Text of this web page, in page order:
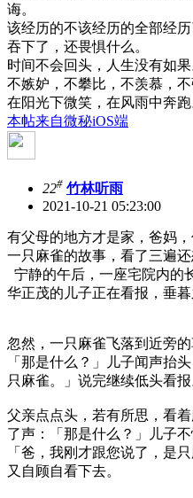
诲。
该经历的不该经历的全部经
吞下了，还畏惧什么。
时间不会回头，人生没有如
不嫉妒，不攀比，不羡慕，不
在阳光下微笑，在风雨中奔跑
本帖来自微秘iOS端
22# 竹林听雨
2021-10-21 05:23:00
有父母的地方才是家，爸妈，
一只麻雀的故事，看了三遍还
宁静的午后，一座宅院内的
华正茂的儿子正在看报，垂
忽然，一只麻雀飞落到近旁
「那是什么？」儿子闻声抬
只麻雀。」说完继续低头看报
父亲点点头，若有所思，看
了声：「那是什么？」儿子
「爸，我刚才跟您说了，是
又自顾自看下去。